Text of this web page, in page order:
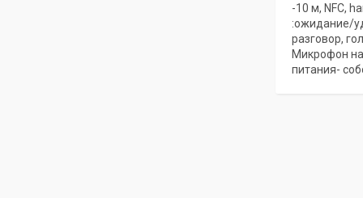
-10 м, NFC,
:ожидание/
разговор,
Микрофон
питания-